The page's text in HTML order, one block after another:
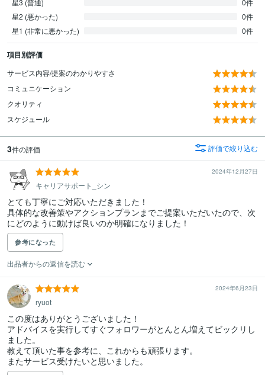
星3 (普通)
0件
星2 (悪かった)
0件
星1 (非常に悪かった)
0件
項目別評価
サービス内容/提案のわかりやすさ
コミュニケーション
クオリティ
スケジュール
3件の評価 評価で絞り込む
2024年12月27日
キャリアサポート_シン
とても丁寧にご対応いただきました！
具体的な改善策やアクションプランまでご提案いただいたので、次
にどのように動けば良いのか明確になりました！
参考になった
出品者からの返信を読む
2024年6月23日
ryuot
この度はありがとうございました！
アドバイスを実行してすぐフォロワーがとんとん増えてビックリし
ました。
教えて頂いた事を参考に、これからも頑張ります。
またサービス受けたいと思いました。